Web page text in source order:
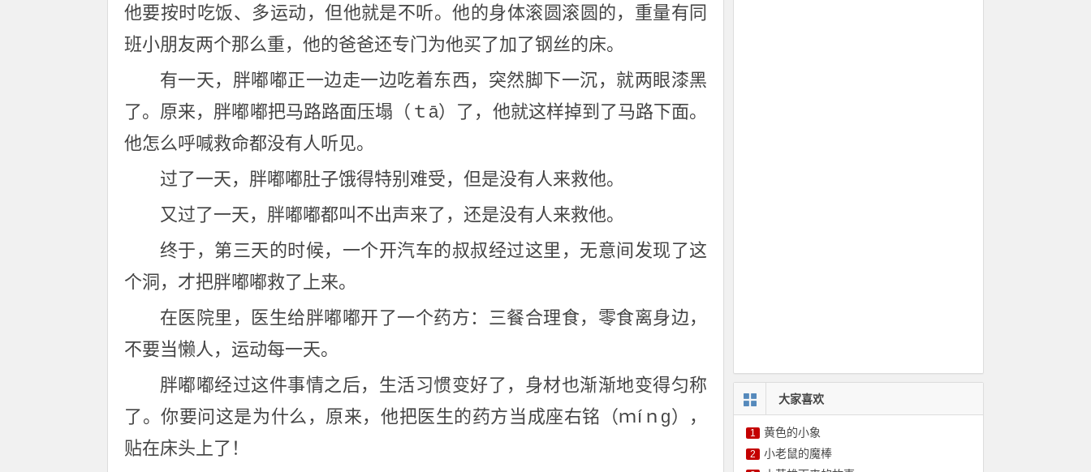
他要按时吃饭、多运动，但他就是不听。他的身体滚圆滚圆的，重量有同
班小朋友两个那么重，他的爸爸还专门为他买了加了钢丝的床。
有一天，胖嘟嘟正一边走一边吃着东西，突然脚下一沉，就两眼漆黑
了。原来，胖嘟嘟把马路路面压塌（ｔā）了，他就这样掉到了马路下面。
他怎么呼喊救命都没有人听见。
过了一天，胖嘟嘟肚子饿得特别难受，但是没有人来救他。
又过了一天，胖嘟嘟都叫不出声来了，还是没有人来救他。
终于，第三天的时候，一个开汽车的叔叔经过这里，无意间发现了这
个洞，才把胖嘟嘟救了上来。
在医院里，医生给胖嘟嘟开了一个药方：三餐合理食，零食离身边，
不要当懒人，运动每一天。
胖嘟嘟经过这件事情之后，生活习惯变好了，身材也渐渐地变得匀称
了。你要问这是为什么，原来，他把医生的药方当成座右铭（ｍíｎɡ），
贴在床头上了！
大家喜欢
1 黄色的小象
2 小老鼠的魔棒